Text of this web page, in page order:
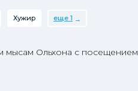
Хужир еще 1
мысам Ольхона с посещением